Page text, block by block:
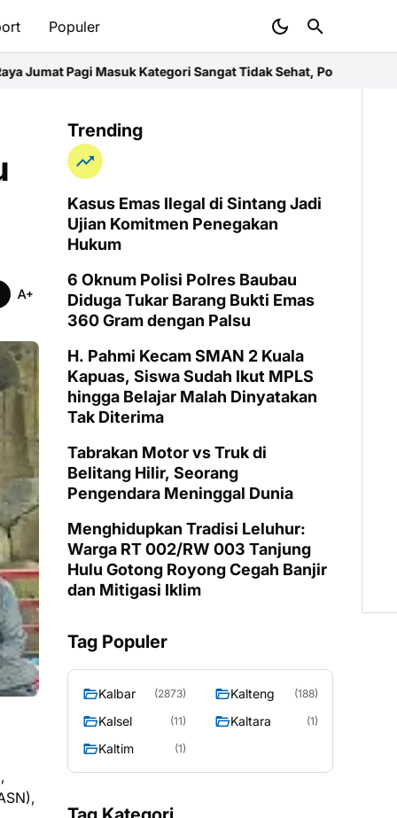
Populer
Sangat Tidak Sehat, Polres Imbau Warga Pakai Masker
Trending
Kasus Emas Ilegal di Sintang Jadi
Ujian Komitmen Penegakan
Hukum
6 Oknum Polisi Polres Baubau
Diduga Tukar Barang Bukti Emas
360 Gram dengan Palsu
H. Pahmi Kecam SMAN 2 Kuala
Kapuas, Siswa Sudah Ikut MPLS
hingga Belajar Malah Dinyatakan
Tak Diterima
Tabrakan Motor vs Truk di
Belitang Hilir, Seorang
Pengendara Meninggal Dunia
Menghidupkan Tradisi Leluhur:
Warga RT 002/RW 003 Tanjung
Hulu Gotong Royong Cegah Banjir
dan Mitigasi Iklim
Tag Populer
Kalbar (2873) Kalteng (188)
Kalsel (11) Kaltara (1)
Kaltim (1)